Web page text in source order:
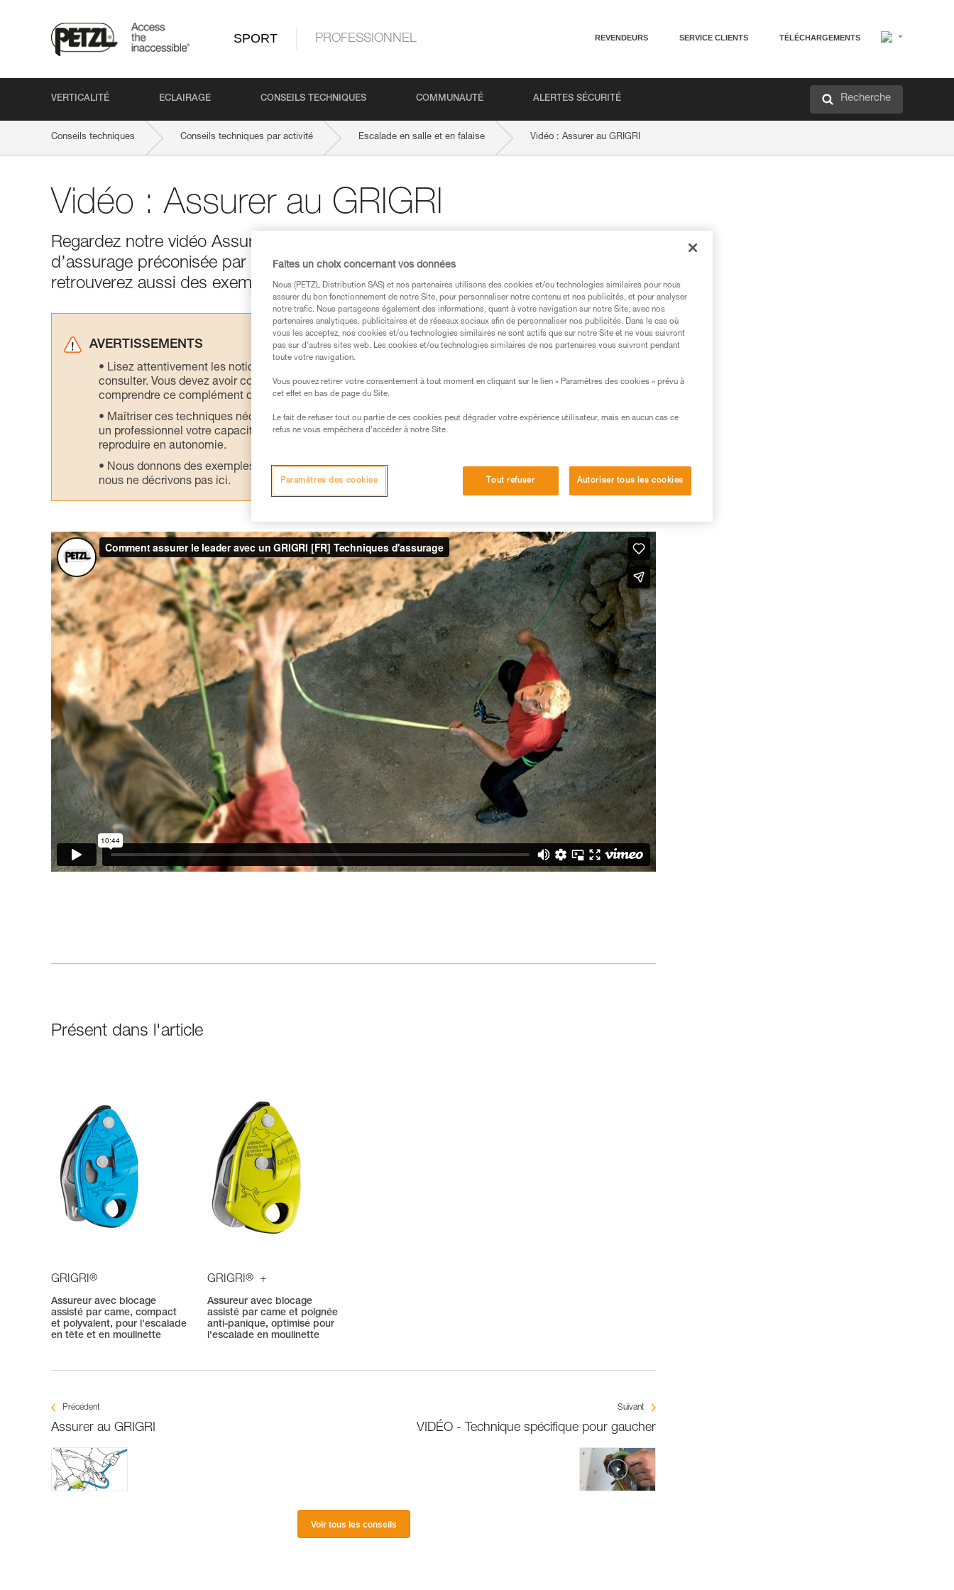
SPORT PROFESSIONNEL REVENDEURS SERVICE CLIENTS TÉLÉCHARGEMENTS
VERTICALITÉ ECLAIRAGE CONSEILS TECHNIQUES COMMUNAUTÉ ALERTES SÉCURITÉ Recherche
Conseils techniques Conseils techniques par activité Escalade en salle et en falaise Vidéo : Assurer au GRIGRI
Vidéo : Assurer au GRIGRI
Regardez notre vidéo Assurer au GRIGRI : Nous présentons la technique
d’assurage préconisée par Petzl (pour la montée et la descente). Vous y
retrouverez aussi des exemples d’erreurs d’assurage à éviter. Bon film.
AVERTISSEMENTS
Lisez attentivement les notices techniques des produits utilisés dans ce conseil avant de le
consulter. Vous devez avoir compris les informations de la notice technique pour pouvoir
comprendre ce complément d’informations.
Maîtriser ces techniques nécessite une formation et un entraînement spécifique. Validez avec
un professionnel votre capacité à refaire la manipulation, seul, en toute sécurité, avant de la
reproduire en autonomie.
Nous donnons des exemples de techniques liées à votre activité. Il peut en exister d’autres que
nous ne décrivons pas ici.
Présent dans l'article
GRIGRI®
Assureur avec blocage
assisté par came, compact
et polyvalent, pour l'escalade
en tête et en moulinette
GRIGRI® +
Assureur avec blocage
assisté par came et poignée
anti-panique, optimisé pour
l'escalade en moulinette
Précédent
Assurer au GRIGRI
Suivant
VIDÉO - Technique spécifique pour gaucher
Voir tous les conseils
Faites un choix concernant vos données
Nous (PETZL Distribution SAS) et nos partenaires utilisons des cookies et/ou technologies similaires pour nous
assurer du bon fonctionnement de notre Site, pour personnaliser notre contenu et nos publicités, et pour analyser
notre trafic. Nous partageons également des informations, quant à votre navigation sur notre Site, avec nos
partenaires analytiques, publicitaires et de réseaux sociaux afin de personnaliser nos publicités. Dans le cas où
vous les acceptez, nos cookies et/ou technologies similaires ne sont actifs que sur notre Site et ne vous suivront
pas sur d’autres sites web. Les cookies et/ou technologies similaires de nos partenaires vous suivront pendant
toute votre navigation.
Vous pouvez retirer votre consentement à tout moment en cliquant sur le lien « Paramètres des cookies » prévu à
cet effet en bas de page du Site.
Le fait de refuser tout ou partie de ces cookies peut dégrader votre expérience utilisateur, mais en aucun cas ce
refus ne vous empêchera d’accéder à notre Site.
Tout refuser Autoriser tous les cookies
Paramètres des cookies